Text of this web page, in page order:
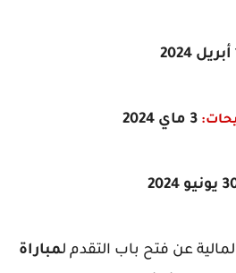
3 ماي 2024
2024
عن فتح باب التقدم لمباراة